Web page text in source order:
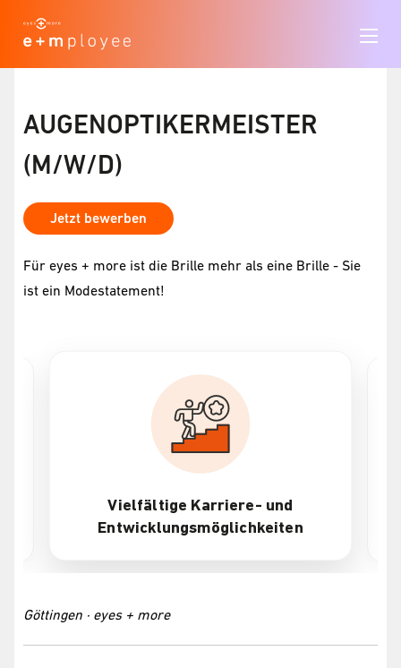
AUGENOPTIKERMEISTER
(M/W/D)
Jetzt bewerben
Für eyes + more ist die Brille mehr als eine Brille - Sie
ist ein Modestatement!
Vielfältige Karriere- und
Entwicklungsmöglichkeiten
Göttingen · eyes + more